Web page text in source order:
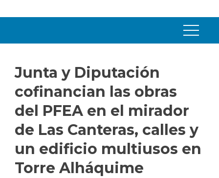
Junta y Diputación
cofinancian las obras
del PFEA en el mirador
de Las Canteras, calles y
un edificio multiusos en
Torre Alháquime